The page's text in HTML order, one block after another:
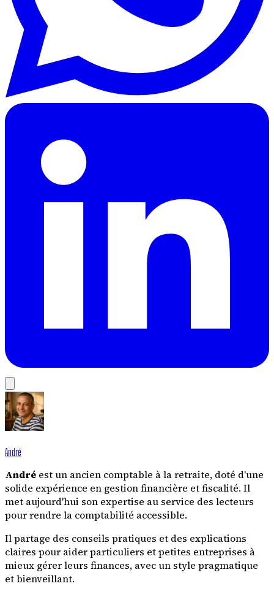
André
André est un ancien comptable à la retraite, doté d'une
solide expérience en gestion financière et fiscalité. Il
met aujourd'hui son expertise au service des lecteurs
pour rendre la comptabilité accessible.
Il partage des conseils pratiques et des explications
claires pour aider particuliers et petites entreprises à
mieux gérer leurs finances, avec un style pragmatique
et bienveillant.